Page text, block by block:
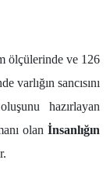
ölçülerinde ve 126
varlığın sancısını
hazırlayan
olanİnsanlığın